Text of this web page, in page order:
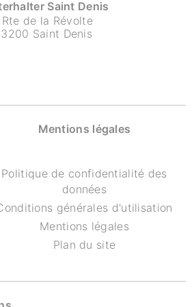
Saint Denis
Rte de la Révolte
Saint Denis
Mentions légales
Politique de confidentialité des
données
générales d'utilisation
Mentions légales
Plan du site